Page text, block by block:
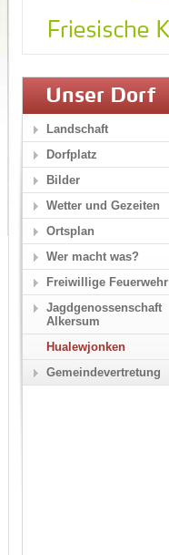
Unser Dorf
Landschaft
Dorfplatz
Bilder
Wetter und Gezeiten
Ortsplan
Wer macht was?
Freiwillige Feuerwehr
Jagdgenossenschaft
Alkersum
Hualewjonken
Gemeindevertretung